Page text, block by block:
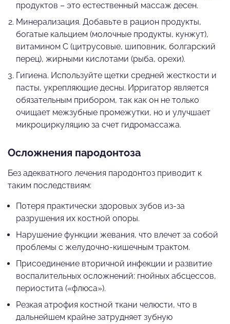
продуктов – это естественный массаж десен.
Минерализация. Добавьте в рацион продукты,
богатые кальцием (молочные продукты, кунжут),
витамином С (цитрусовые, шиповник, болгарский
перец), жирными кислотами (рыба, орехи).
Гигиена. Используйте щетки средней жесткости и
пасты, укрепляющие десны. Ирригатор является
обязательным прибором, так как он не только
очищает межзубные промежутки, но и улучшает
микроциркуляцию за счет гидромассажа.
Осложнения пародонтоза
Без адекватного лечения пародонтоз приводит к
таким последствиям:
Потеря практически здоровых зубов из-за
разрушения их костной опоры.
Нарушение функции жевания, что влечет за собой
проблемы с желудочно-кишечным трактом.
Присоединение вторичной инфекции и развитие
воспалительных осложнений: гнойных абсцессов,
периостита («флюса»).
Резкая атрофия костной ткани челюсти, что в
дальнейшем крайне затрудняет зубную